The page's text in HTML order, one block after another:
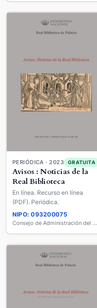
PERIÓDICA · 2023 GRATUITA
Avisos : Noticias de la
Real Biblioteca
En línea. Recurso en línea
(PDF). Periódica.
NIPO: 093200075
Consejo de Administración del Patrimonio Nacional